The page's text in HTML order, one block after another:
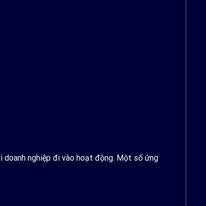
doanh nghiệp đi vào hoạt động. Một số ứng